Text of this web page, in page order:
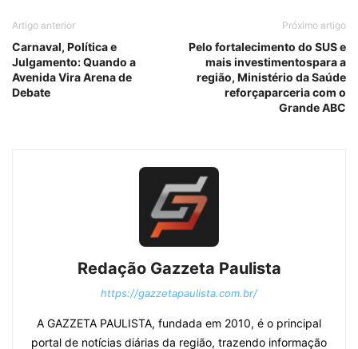
Artigo anterior
Carnaval, Política e
Julgamento: Quando a
Avenida Vira Arena de
Debate
Próximo artigo
Pelo fortalecimento do SUS e
mais investimentospara a
região, Ministério da Saúde
reforçaparceria com o
Grande ABC
Redação Gazzeta Paulista
https://gazzetapaulista.com.br/
A GAZZETA PAULISTA, fundada em 2010, é o principal
portal de notícias diárias da região, trazendo informação